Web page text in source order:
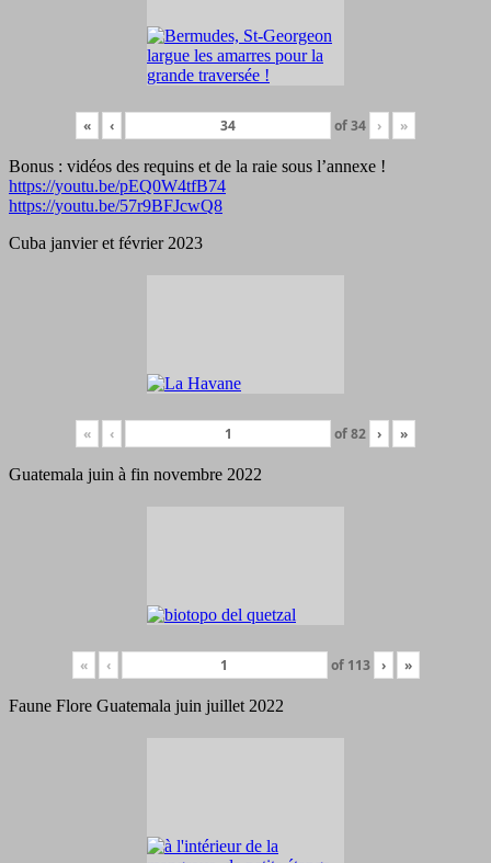
« ‹ of34 › »
Bonus : vidéos des requins et de la raie sous l’annexe !
https://youtu.be/pEQ0W4tfB74
https://youtu.be/57r9BFJcwQ8
Cuba janvier et février 2023
« ‹ of82 › »
Guatemala juin à fin novembre 2022
« ‹ of 113 › »
Faune Flore Guatemala juin juillet 2022